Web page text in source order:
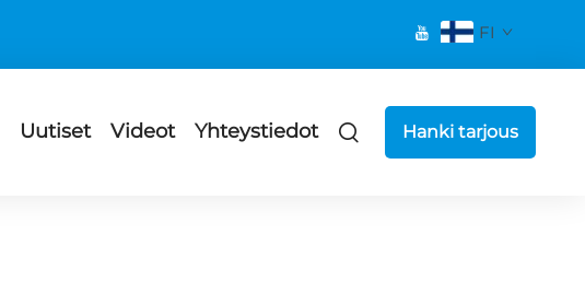
FI
Uutiset Videot Yhteystiedot Hanki tarjous